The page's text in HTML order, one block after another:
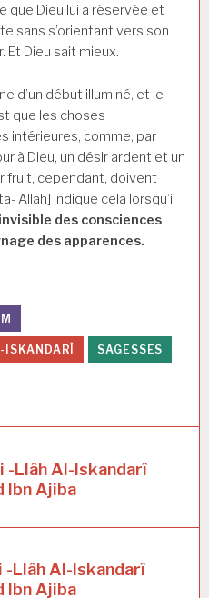
que Dieu lui a réservée et
sans s’orientant vers son
Et Dieu sait mieux.
d’un début illuminé, et le
que les choses
intérieures, comme, par
à Dieu, un désir ardent et un
fruit, cependant, doivent
Allah] indique cela lorsqu’il
des consciences
des apparences.
SAGESSES
-Llâh Al-Iskandarî
Ibn Ajiba
-Llâh Al-Iskandarî
Ibn Ajiba